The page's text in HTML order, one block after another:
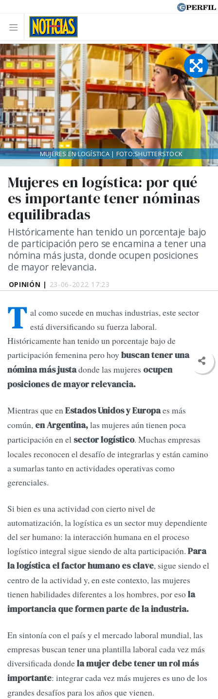
OPINIÓN | 23-06-2022 17:23
Mujeres en logística: por qué
es importante tener nóminas
equilibradas
Históricamente han tenido un porcentaje bajo
de participación pero se encamina a tener una
nómina más justa, donde ocupen posiciones
de mayor relevancia.
MUJERES EN LOGÍSTICA | FOTO:SHUTTERSTOCK
T al como sucede en muchas industrias, este sector
está diversificando su fuerza laboral.
Históricamente han tenido un porcentaje bajo de
participación femenina pero hoy buscan tener una
nómina más justadonde las mujeres ocupen
posiciones de mayor relevancia.
Mientras que enEstados Unidos y Europaes más
común, en Argentina,las mujeres aún tienen poca
participación en el sector logístico. Muchas empresas
locales reconocen el desafío de integrarlas y están camino
a sumarlas tanto en actividades operativas como
gerenciales.
Si bien es una actividad con cierto nivel de
automatización, la logística es un sector muy dependiente
del ser humano: la interacción humana en el proceso
logístico integral sigue siendo de alta participación. Para
la logística el factor humano es clave, sigue siendo el
centro de la actividad y, en este contexto, las mujeres
tienen habilidades diferentes a los hombres, por esola
importancia que formen parte de la industria.
En sintonía con el país y el mercado laboral mundial, las
empresas buscan tener una plantilla laboral cada vez más
diversificada dondela mujer debe tener un rol más
importante: integrar cada vez más mujeres es uno de los
grandes desafíos para los años que vienen.